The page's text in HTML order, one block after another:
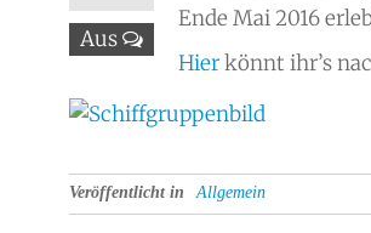
Aus
Ende Mai 2016
Hierkönnt ihr’s
Veröffentlicht in Allgemein